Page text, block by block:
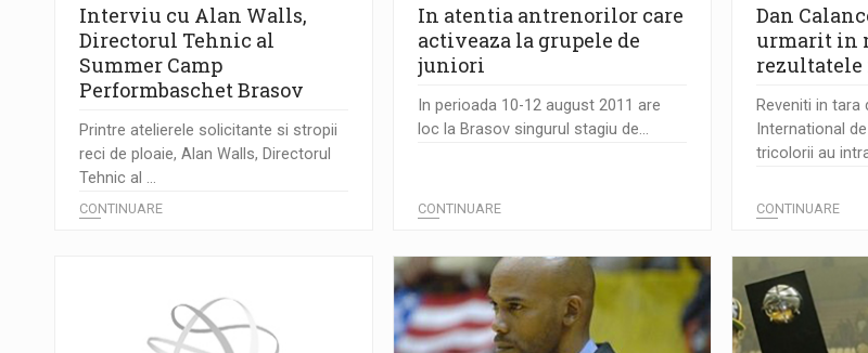
Interviu cu Alan Walls,
Directorul Tehnic al
Summer Camp
Performbaschet Brasov
Printre atelierele solicitante si stropii
reci de ploaie, Alan Walls, Directorul
Tehnic al ...
CONTINUARE
In atentia antrenorilor care
activeaza la grupele de
juniori
In perioada 10-12 august 2011 are
loc la Brasov singurul stagiu de...
CONTINUARE
Dan
urmarit in
rezultatele
Reveniti in tara
International
tricolorii au
CONTINUARE